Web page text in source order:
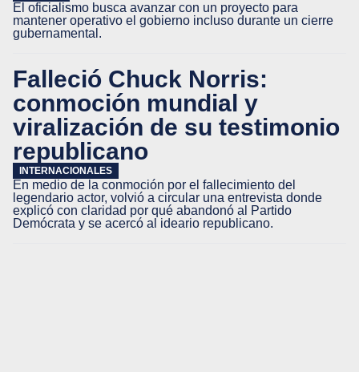
El oficialismo busca avanzar con un proyecto para
mantener operativo el gobierno incluso durante un cierre
gubernamental.
Falleció Chuck Norris:
conmoción mundial y
viralización de su testimonio
republicano
INTERNACIONALES
En medio de la conmoción por el fallecimiento del
legendario actor, volvió a circular una entrevista donde
explicó con claridad por qué abandonó al Partido
Demócrata y se acercó al ideario republicano.